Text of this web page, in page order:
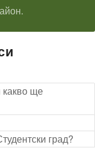
какво ще
град?